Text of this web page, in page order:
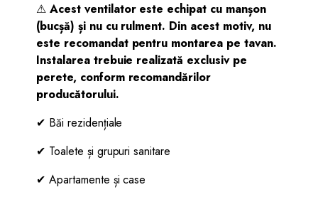
⚠ Acest ventilator este echipat cu manșon
(bucșă) și nu cu rulment. Din acest motiv, nu
este recomandat pentru montarea pe tavan.
Instalarea trebuie realizată exclusiv pe
perete, conform recomandărilor
producătorului.
✔ Băi rezidențiale
✔ Toalete și grupuri sanitare
✔ Apartamente și case